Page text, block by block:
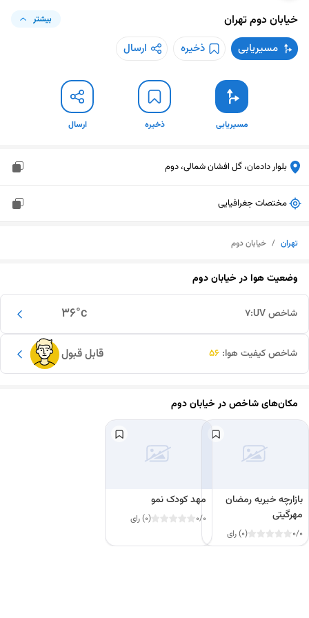
خیابان دومتهران بیشتر
مسیریابی ذخیره ارسال
مسیریابی ذخیره ارسال
بلوار دادمان، گل افشان شمالی، دوم
مختصات جغرافیایی
تهران / خیابان دوم
وضعیت هوا درخیابان دوم
36°c شاخص UV: 7
قابل قبول شاخص کیفیت هوا: 56
مکان‌های شاخص درخیابان دوم
بازارچه خیریه رمضان
مهرگیتی
0/0 (0) رای
مهد کودک نمو
0/0 (0) رای